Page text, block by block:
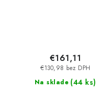
Na sklade (44 ks)
€130,98 bez DPH
€161,11